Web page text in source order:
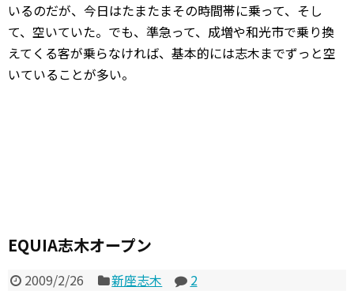
いるのだが、今日はたまたまその時間帯に乗って、そし
て、空いていた。でも、準急って、成増や和光市で乗り換
えてくる客が乗らなければ、基本的には志木までずっと空
いていることが多い。
EQUIA志木オープン
2009/2/26 新座志木
2